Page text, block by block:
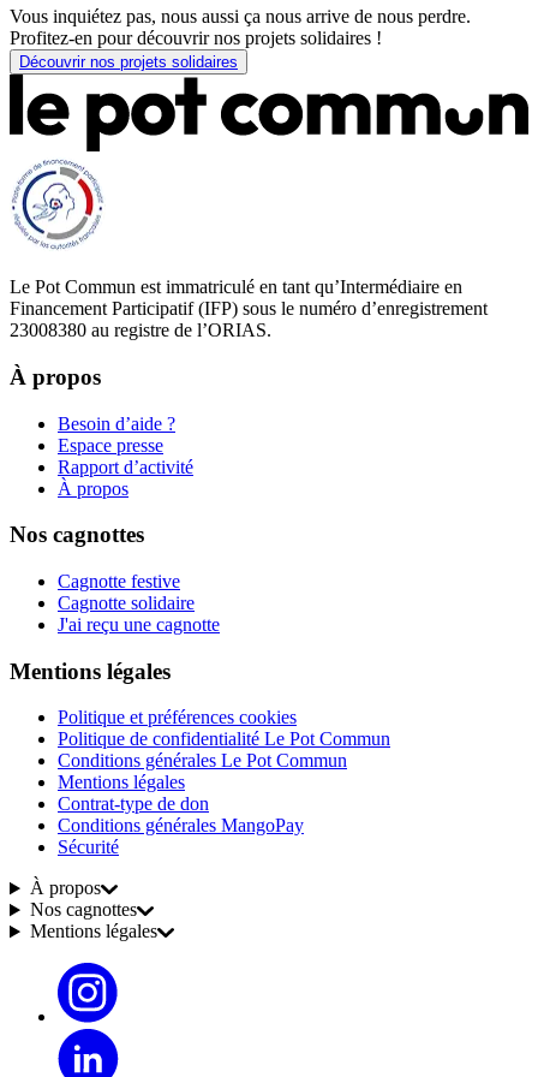
Vous inquiétez pas, nous aussi ça nous arrive de nous perdre.
Profitez-en pour découvrir nos projets solidaires !
Découvrir nos projets solidaires
Le Pot Commun est immatriculé en tant qu’Intermédiaire en
Financement Participatif (IFP) sous le numéro d’enregistrement
23008380 au registre de l’ORIAS.
À propos
Besoin d’aide ?
Espace presse
Rapport d’activité
À propos
Nos cagnottes
Cagnotte festive
Cagnotte solidaire
J'ai reçu une cagnotte
Mentions légales
Politique et préférences cookies
Politique de confidentialité Le Pot Commun
Conditions générales Le Pot Commun
Mentions légales
Contrat-type de don
Conditions générales MangoPay
Sécurité
À propos
Nos cagnottes
Mentions légales